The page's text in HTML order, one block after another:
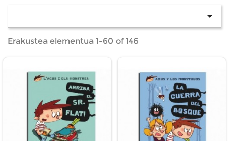

Erakustea elementua 1-60 of 146